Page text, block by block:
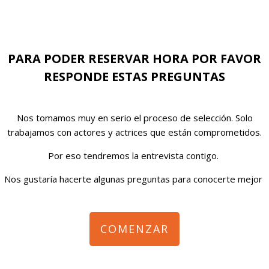
PARA PODER RESERVAR HORA POR FAVOR
RESPONDE ESTAS PREGUNTAS
Nos tomamos muy en serio el proceso de selección. Solo
trabajamos con actores y actrices que están comprometidos.
Por eso tendremos la entrevista contigo.
Nos gustaría hacerte algunas preguntas para conocerte mejor
COMENZAR